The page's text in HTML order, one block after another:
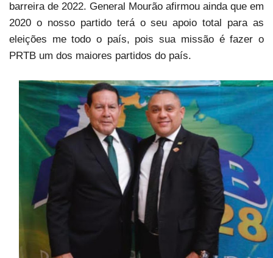
barreira de 2022. General Mourão afirmou ainda que em
2020 o nosso partido terá o seu apoio total para as
eleições me todo o país, pois sua missão é fazer o
PRTB um dos maiores partidos do país.